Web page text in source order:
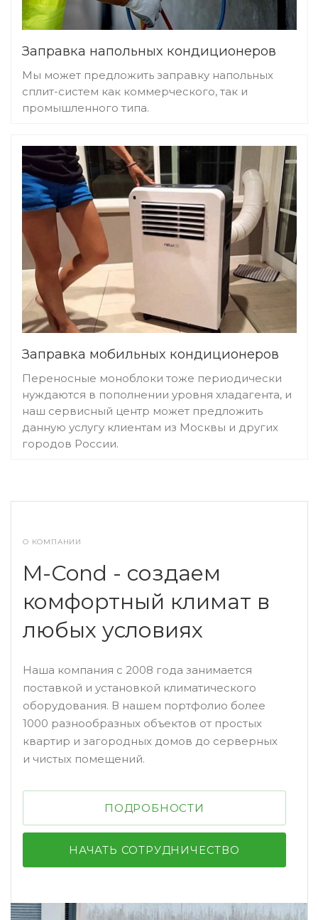
Заправка напольных кондиционеров
Мы может предложить заправку напольных
сплит-систем как коммерческого, так и
промышленного типа.
Заправка мобильных кондиционеров
Переносные моноблоки тоже периодически
нуждаются в пополнении уровня хладагента, и
наш сервисный центр может предложить
данную услугу клиентам из Москвы и других
городов России.
О КОМПАНИИ
M-Cond - создаем
комфортный климат в
любых условиях
Наша компания с 2008 года занимается
поставкой и установкой климатического
оборудования. В нашем портфолио более
1000 разнообразных объектов от простых
квартир и загородных домов до серверных
и чистых помещений.
ПОДРОБНОСТИ
НАЧАТЬ СОТРУДНИЧЕСТВО